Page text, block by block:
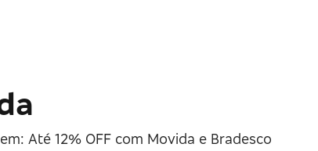
Até 12% OFF com Movida e Bradesco